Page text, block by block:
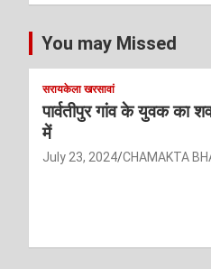
You may Missed
सरायकेला खरसावां
पार्वतीपुर गांव के युवक का
में
July 23, 2024 CHAMAKTA